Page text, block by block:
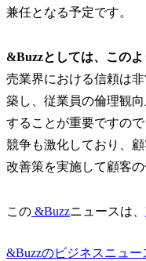
兼任となる予定です。
&Buzzとしては、この
売業界における信頼は
築し、従業員の倫理観
することが重要ですの
競争も激化しており、
改善策を実施して顧客
この &Buzzニュースは、
&Buzzのビジネスニュー